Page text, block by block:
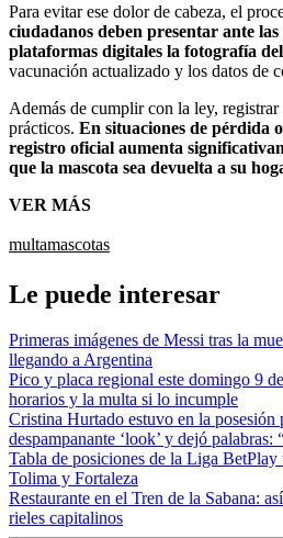
Para evitar ese dolor de cabeza, el
ciudadanos deben presentar ante las
plataformas digitales la fotografía
vacunación actualizado y los datos de
Además de cumplir con la ley,
prácticos. En situaciones de pérdida
registro oficial aumenta
que la mascota sea devuelta a su
VER MÁS
multamascotas
Le puede interesar
Primeras imágenes de Messi tras la
llegando a Argentina
Pico y placa regional este domingo 9
horarios y la multa si lo incumple
Cristina Hurtado estuvo en la posesión
despampanante ‘look’ y dejó
Tabla de posiciones de la Liga BetPlay
Tolima y Fortaleza
Restaurante en el Tren de la Sabana:
rieles capitalinos